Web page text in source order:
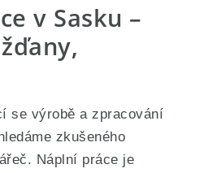
v Sasku –
se výrobě a zpracování
zkušeného
Náplní práce je